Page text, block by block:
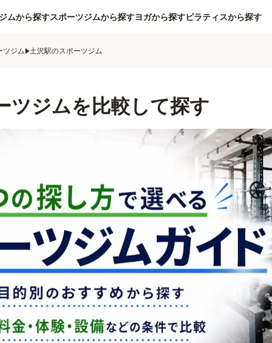
ムから探すスポーツジムから探すヨガから探すピラティスから探す
ツジム 土沢駅のスポーツジム
ツジムを比較して探す